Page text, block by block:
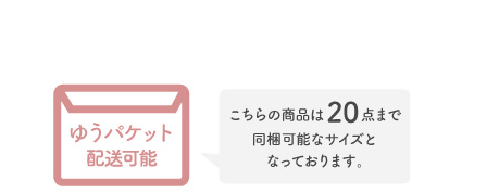
デコ部 公式